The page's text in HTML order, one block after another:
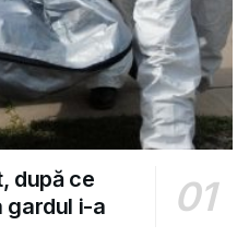
după ce
gardul i-a